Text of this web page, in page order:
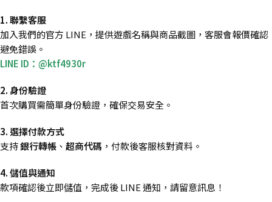
1. 聯繫客服
加入我們的官方 LINE，提供遊戲名稱與商品截圖，客服會報價確認
避免錯誤。
LINE ID：@ktf4930r
2. 身份驗證
首次購買需簡單身份驗證，確保交易安全。
3. 選擇付款方式
支持銀行轉帳 、 超商代碼 ，付款後客服核對資料。
4. 儲值與通知
款項確認後立即儲值，完成後 LINE 通知，請留意訊息！